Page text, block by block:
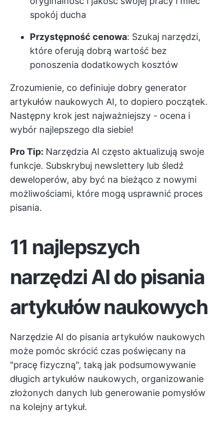
spokój ducha
Przystępność cenowa: Szukaj narzędzi,
które oferują dobrą wartość bez
ponoszenia dodatkowych kosztów
Zrozumienie, co definiuje dobry generator
artykułów naukowych AI, to dopiero początek.
Następny krok jest najważniejszy - ocena i
wybór najlepszego dla siebie!
Pro Tip: Narzędzia AI często aktualizują swoje
funkcje. Subskrybuj newslettery lub śledź
deweloperów, aby być na bieżąco z nowymi
możliwościami, które mogą usprawnić proces
pisania.
11 najlepszych
narzędzi AI do pisania
artykułów naukowych
Narzędzie AI do pisania artykułów naukowych
może pomóc skrócić czas poświęcany na
"pracę fizyczną", taką jak podsumowywanie
długich artykułów naukowych, organizowanie
złożonych danych lub generowanie pomysłów
na kolejny artykuł.